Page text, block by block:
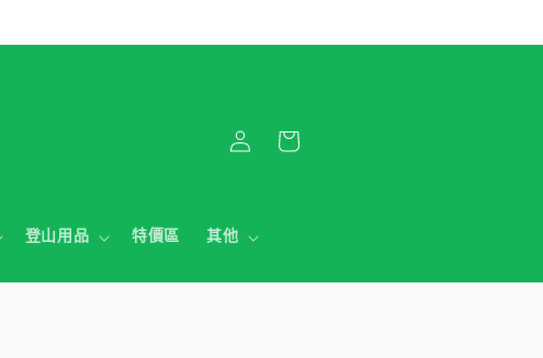
登山用品 特價區 其他
入
物